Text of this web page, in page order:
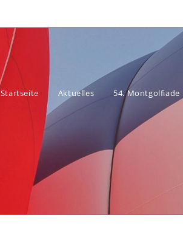
Startseite Aktuelles 54. Montgolfiade